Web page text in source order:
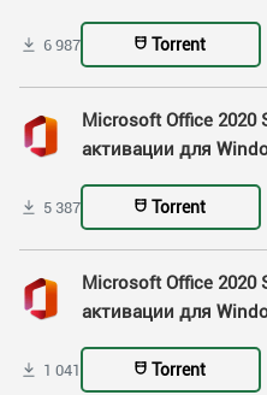
6 987 Torrent
Microsoft Office
активации для
5 387 Torrent
Microsoft Office
активации для
1 041 Torrent